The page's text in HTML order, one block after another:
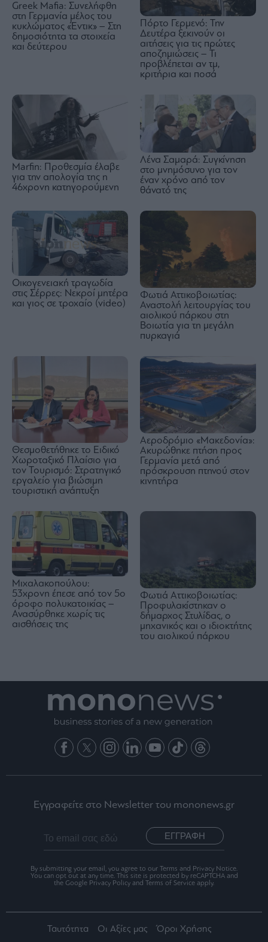
Greek Mafia: Συνελήφθη
στη Γερμανία μέλος του
κυκλώματος «Έντικ» – Στη
δημοσιότητα τα στοιχεία
και δεύτερου
Πόρτο Γερμενό: Την
Δευτέρα ξεκινούν οι
αιτήσεις για τις πρώτες
αποζημιώσεις – Τι
προβλέπεται αν τμ,
κριτήρια και ποσά
Marfin: Προθεσμία έλαβε
για την απολογία της η
46χρονη κατηγορούμενη
Λένα Σαμαρά: Συγκίνηση
στο μνημόσυνο για τον
έναν χρόνο από τον
θάνατό της
Οικογενειακή τραγωδία
στις Σέρρες: Νεκροί μητέρα
και γιος σε τροχαίο (video)
Φωτιά Αττικοβοιωτίας:
Αναστολή λειτουργίας του
αιολικού πάρκου στη
Βοιωτία για τη μεγάλη
πυρκαγιά
Θεσμοθετήθηκε το Ειδικό
Χωροταξικό Πλαίσιο για
τον Τουρισμό: Στρατηγικό
εργαλείο για βιώσιμη
τουριστική ανάπτυξη
Αεροδρόμιο «Μακεδονία»:
Ακυρώθηκε πτήση προς
Γερμανία μετά από
πρόσκρουση πτηνού στον
κινητήρα
Μιχαλακοπούλου:
53χρονη έπεσε από τον 5ο
όροφο πολυκατοικίας –
Ανασύρθηκε χωρίς τις
αισθήσεις της
Φωτιά Aττικοβοιωτίας:
Προφυλακίστηκαν ο
δήμαρχος Στυλίδας, ο
μηχανικός και ο ιδιοκτήτης
του αιολικού πάρκου
Εγγραφείτε στο Newsletter του mononews.gr
ΕΓΓΡΑΦΗ
By submitting your email, you agree to our Terms and Privacy Notice.
You can opt out at any time. This site is protected by reCAPTCHA and
the Google Privacy Policy and Terms of Service apply.
Ταυτότητα Οι Αξίες μας Όροι Χρήσης